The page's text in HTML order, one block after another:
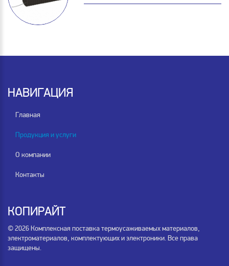
НАВИГАЦИЯ
Главная
Продукция и услуги
О компании
Контакты
КОПИРАЙТ
© 2026 Комплексная поставка термоусаживаемых материалов,
электроматериалов, комплектующих и электроники. Все права
защищены.